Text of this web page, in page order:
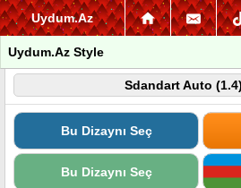
Uydum.Az
Uydum.Az Style
Sdandart Auto
Bu Dizaynı Seç
Bu Dizaynı Seç